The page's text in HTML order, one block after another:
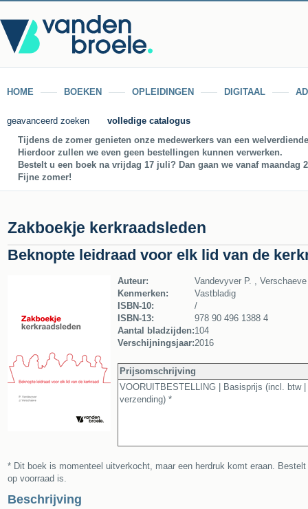
HOME BOEKEN OPLEIDINGEN DIGITAAL
geavanceerd zoeken
volledige catalogus
Tijdens de zomer genieten onze medewerkers van een
Hierdoor zullen we even geen bestellingen kunnen verwerken.
Bestelt u een boek na vrijdag 17 juli? Dan gaan we vanaf
Fijne zomer!
Zakboekje kerkraadsleden
Beknopte leidraad voor elk lid van de
Auteur:
Vandevyver P. ,
Kenmerken:
Vastbladig
ISBN-10:
/
ISBN-13:
978 90 496 1388 4
Aantal bladzijden:104
Verschijningsjaar:2016
Prijsomschrijving
VOORUITBESTELLING | Basisprijs (incl. btw
verzending) *
* Dit boek is momenteel uitverkocht, maar een herdruk komt eraan.
op voorraad is.
Beschrijving